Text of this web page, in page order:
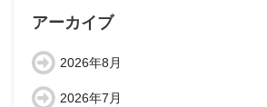
アーカイブ
2026年8月
2026年7月